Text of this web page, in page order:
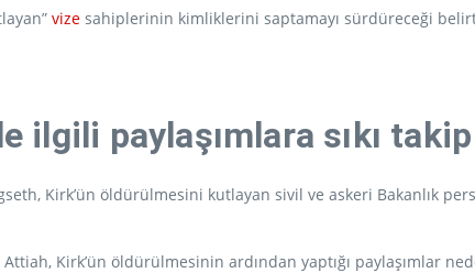
vize sahiplerinin kimliklerini saptamayı sürdüreceği
ilgili paylaşımlara sıkı takip
Kirk’ün öldürülmesini kutlayan sivil ve askeri Bakanlık
Attiah, Kirk’ün öldürülmesinin ardından yaptığı paylaşımlar